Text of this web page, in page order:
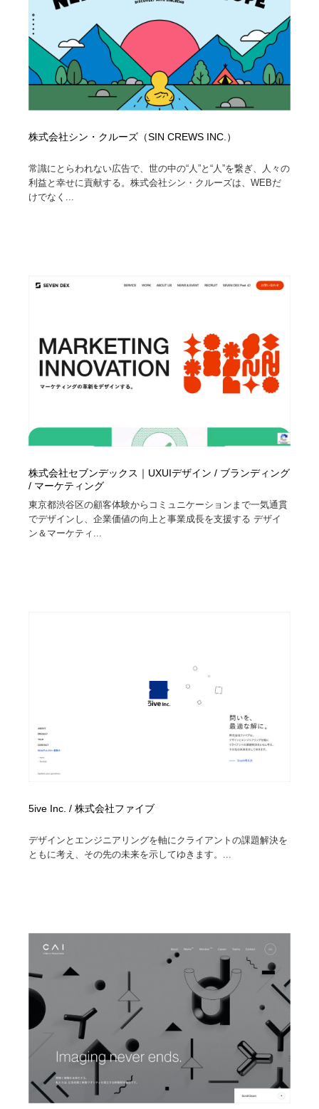
株式会社シン・クルーズ（SIN CREWS INC.）
常識にとらわれない広告で、世の中の“人”と“人”を繋ぎ、人々の
利益と幸せに貢献する。株式会社シン・クルーズは、WEBだ
けでなく...
株式会社セブンデックス｜UXUIデザイン / ブランディング
/ マーケティング
東京都渋谷区の顧客体験からコミュニケーションまで一気通貫
でデザインし、企業価値の向上と事業成長を支援する デザイ
ン＆マーケティ...
5ive Inc. / 株式会社ファイブ
デザインとエンジニアリングを軸にクライアントの課題解決を
ともに考え、その先の未来を示してゆきます。...